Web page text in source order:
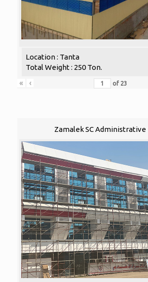
Location : Tanta
Total Weight : 250 Ton.
«
‹ of 23
Zamalek SC Administrative